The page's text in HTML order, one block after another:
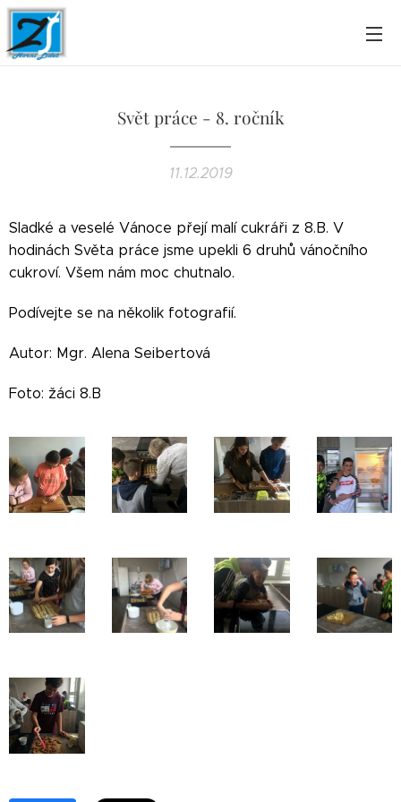
Svět práce - 8. ročník
11.12.2019
Sladké a veselé Vánoce přejí malí cukráři z 8.B. V
hodinách Světa práce jsme upekli 6 druhů vánočního
cukroví. Všem nám moc chutnalo.
Podívejte se na několik fotografií.
Autor: Mgr. Alena Seibertová
Foto: žáci 8.B